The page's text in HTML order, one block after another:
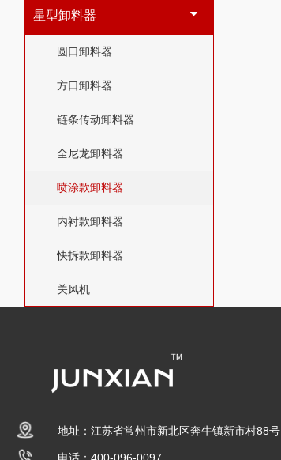
星型卸料器
圆口卸料器
方口卸料器
链条传动卸料器
全尼龙卸料器
喷涂款卸料器
内衬款卸料器
快拆款卸料器
关风机
地址：江苏省常州市新北区奔牛镇新市村88号